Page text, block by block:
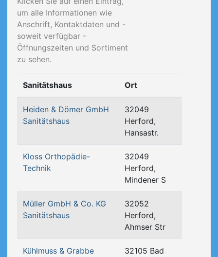
um alle Informationen wie
Anschrift, Kontaktdaten und -
soweit verfügbar -
Öffnungszeiten und Sortiment
zu sehen.
Sanitätshaus Ort
Heiden & Dömer GmbH
Sanitätshaus
32049
Herford,
Hansastr.
Kloss Orthopädie-
Technik
32049
Herford,
Mindener S
Müller GmbH & Co. KG
Sanitätshaus
32052
Herford,
Ahmser Str
Kühlmuss & Grabbe
32105 Bad